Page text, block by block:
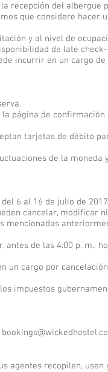
recepción del albergue
que considere hacer
y al nivel de
de late
incurrir en un cargo
página de
tarjetas de débito
de la
6 al 16 de julio de
cancelar, modificar
mencionadas
de las 4:00 p. m.,
un cargo por
impuestos
agentes recopilen,